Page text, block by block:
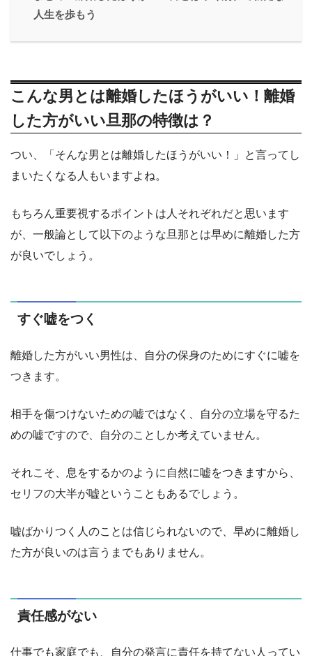
人生を歩もう
こんな男とは離婚したほうがいい！離婚
した方がいい旦那の特徴は？
つい、「そんな男とは離婚したほうがいい！」と言ってし
まいたくなる人もいますよね。
もちろん重要視するポイントは人それぞれだと思います
が、一般論として以下のような旦那とは早めに離婚した方
が良いでしょう。
すぐ嘘をつく
離婚した方がいい男性は、自分の保身のためにすぐに嘘を
つきます。
相手を傷つけないための嘘ではなく、自分の立場を守るた
めの嘘ですので、自分のことしか考えていません。
それこそ、息をするかのように自然に嘘をつきますから、
セリフの大半が嘘ということもあるでしょう。
嘘ばかりつく人のことは信じられないので、早めに離婚し
た方が良いのは言うまでもありません。
責任感がない
仕事でも家庭でも、自分の発言に責任を持てない人ってい